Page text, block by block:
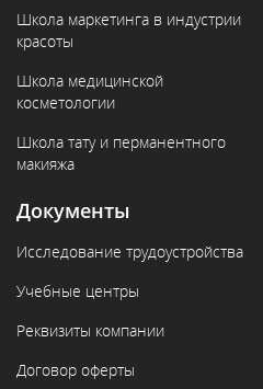
Школа маркетинга в индустрии
красоты
Школа медицинской
косметологии
Школа тату и перманентного
макияжа
Документы
Исследование трудоустройства
Учебные центры
Реквизиты компании
Договор оферты